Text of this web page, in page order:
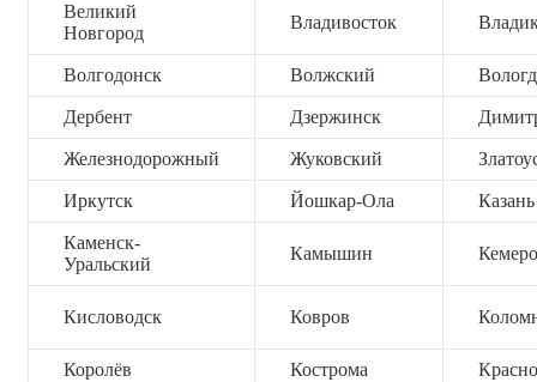
Великий
Новгород
Владивосток
Волгодонск Волжский
Дербент Дзержинск
Железнодорожный Жуковский
Иркутск Йошкар-Ола Казань
Каменск-
Уральский
Камышин
Кисловодск Ковров
Королёв Кострома